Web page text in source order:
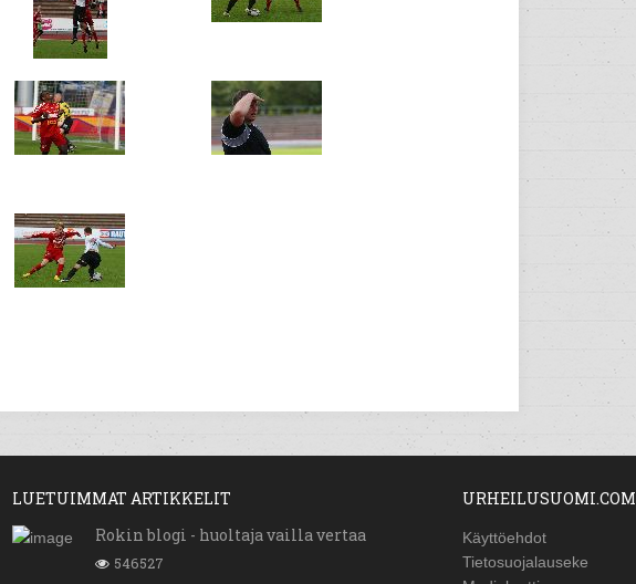
LUETUIMMAT ARTIKKELIT
Rokin blogi - huoltaja vailla vertaa
546527
URHEILUSUOMI.COM
Käyttöehdot
Tietosuojalauseke